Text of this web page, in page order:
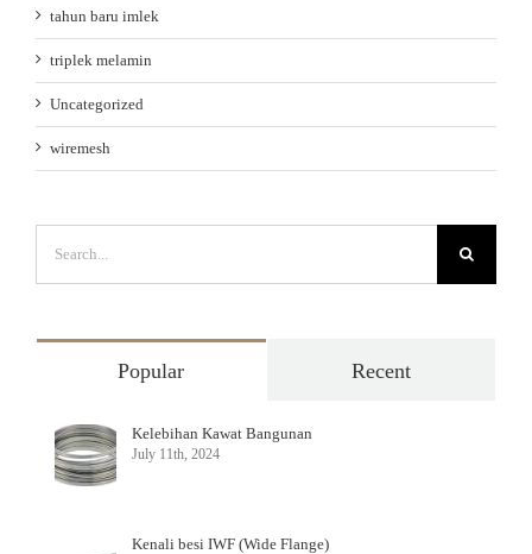
tahun baru imlek
triplek melamin
Uncategorized
wiremesh
for:
Popular Recent
Kelebihan Kawat Bangunan
July 11th, 2024
Kenali besi IWF (Wide Flange)